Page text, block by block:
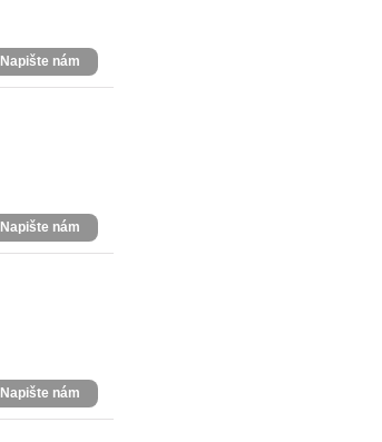
Napište nám
Napište nám
Napište nám